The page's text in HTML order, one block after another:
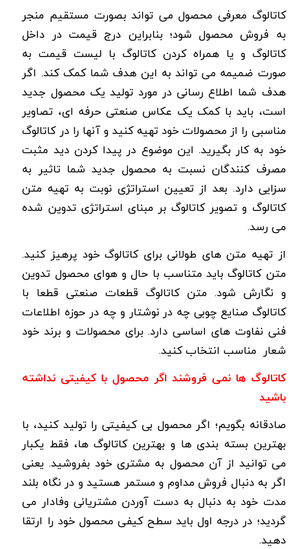
کاتالوگ معرفی محصول می تواند بصورت مستقیم منجر
به فروش محصول شود؛ بنابراین درج قیمت در داخل
کاتالوگ و یا همراه کردن کاتالوگ با لیست قیمت به
صورت ضمیمه می تواند به این هدف شما کمک کند. اگر
هدف شما اطلاع رسانی در مورد تولید یک محصول جدید
است، باید با کمک یک عکاس صنعتی حرفه ای، تصاویر
مناسبی را از محصولات خود تهیه کنید و آنها را در کاتالوگ
خود به کار بگیرید. این موضوع در پیدا کردن دید مثبت
مصرف کنندگان نسبت به محصول جدید شما تاثیر به
سزایی دارد. بعد از تعیین استراتژی نوبت به تهیه متن
کاتالوگ و تصویر کاتالوگ بر مبنای استراتژی تدوین شده
می رسد.
از تهیه متن های طولانی برای کاتالوگ خود پرهیز کنید.
متن کاتالوگ باید متناسب با حال و هوای محصول تدوین
و نگارش شود. متن کاتالوگ قطعات صنعتی قطعا با
کاتالوگ صنایع چوبی چه در نوشتار و چه در حوزه اطلاعات
فنی نفاوت های اساسی دارد. برای محصولات و برند خود
شعار مناسب انتخاب کنید.
کاتالوگ ها نمی فروشند اگر محصول با کیفیتی نداشته
باشید
صادقانه بگویم؛ اگر محصول بی کیفیتی را تولید کنید، با
بهترین بسته بندی ها و بهترین کاتالوگ ها، فقط یکبار
می توانید از آن محصول به مشتری خود بفروشید. یعنی
اگر به دنبال فروش مداوم و مستمر هستید و در نگاه بلند
مدت خود به دنبال به دست آوردن مشتریانی وفادار می
گردید؛ در درجه اول باید سطح کیفی محصول خود را ارتقا
دهید.